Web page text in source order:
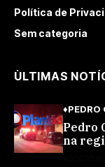
Política de
Sem categoria
ÙLTIMAS
♦PEDRO
Pedro
na